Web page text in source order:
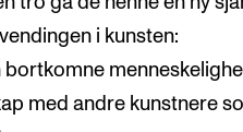
i kunsten:
med andre kunstnere